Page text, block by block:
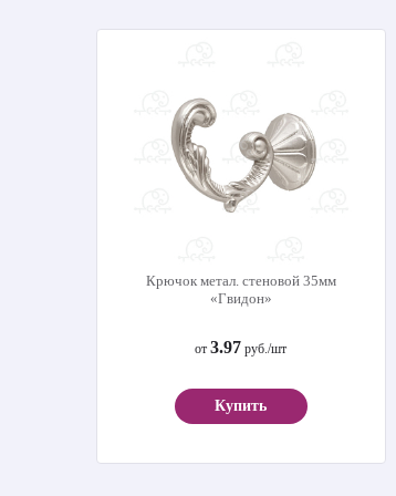
Крючок метал. стеновой 35мм
«Гвидон»
от3.97 руб./шт
Купить